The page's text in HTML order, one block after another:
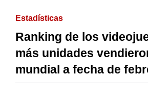
Estadísticas
Ranking de los
más unidades
mundial a fecha de